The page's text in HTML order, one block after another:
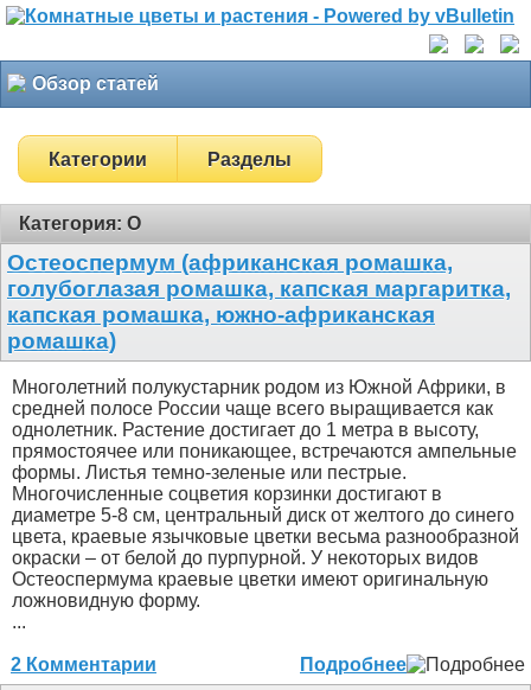
Обзор статей
Категории Разделы
Категория: О
Остеоспермум (африканская ромашка,
голубоглазая ромашка, капская маргаритка,
капская ромашка, южно-африканская
ромашка)
Многолетний полукустарник родом из Южной Африки, в
средней полосе России чаще всего выращивается как
однолетник. Растение достигает до 1 метра в высоту,
прямостоячее или поникающее, встречаются ампельные
формы. Листья темно-зеленые или пестрые.
Многочисленные соцветия корзинки достигают в
диаметре 5-8 см, центральный диск от желтого до синего
цвета, краевые язычковые цветки весьма разнообразной
окраски – от белой до пурпурной. У некоторых видов
Остеоспермума краевые цветки имеют оригинальную
ложновидную форму.
...
2 Комментарии Подробнее